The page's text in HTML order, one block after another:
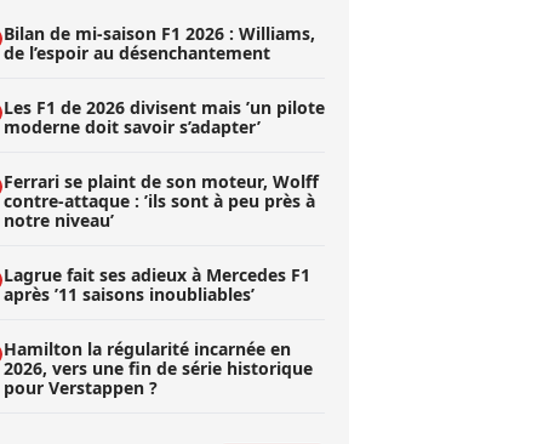
Bilan de mi-saison F1 2026 : Williams,
de l’espoir au désenchantement
Les F1 de 2026 divisent mais ’un pilote
moderne doit savoir s’adapter’
Ferrari se plaint de son moteur, Wolff
contre-attaque : ’ils sont à peu près à
notre niveau’
Lagrue fait ses adieux à Mercedes F1
après ’11 saisons inoubliables’
Hamilton la régularité incarnée en
2026, vers une fin de série historique
pour Verstappen ?